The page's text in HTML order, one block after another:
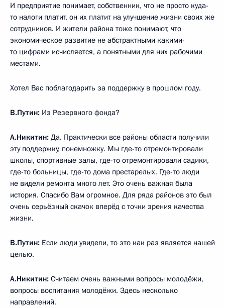
И предприятие понимает, собственник, что не просто куда-
то налоги платит, он их платит на улучшение жизни своих же
сотрудников. И жители района тоже понимают, что
экономическое развитие не абстрактными какими-
то цифрами исчисляется, а понятными для них рабочими
местами.
Хотел Вас поблагодарить за поддержку в прошлом году.
В.Путин: Из Резервного фонда?
А.Никитин: Да. Практически все районы области получили
эту поддержку, понемножку. Мы где-то отремонтировали
школы, спортивные залы, где-то отремонтировали садики,
где-то больницы, где-то дома престарелых. Где-то люди
не видели ремонта много лет. Это очень важная была
история. Спасибо Вам огромное. Для ряда районов это был
очень серьёзный скачок вперёд с точки зрения качества
жизни.
В.Путин: Если люди увидели, то это как раз является нашей
целью.
А.Никитин: Считаем очень важными вопросы молодёжи,
вопросы воспитания молодёжи. Здесь несколько
направлений.